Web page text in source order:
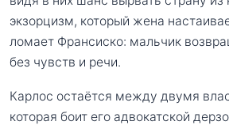
экзорцизм, который жена
ломает Франсиско: мальчик
без чувств и речи.
Карлос остаётся между двумя
которая боит его адвокатской